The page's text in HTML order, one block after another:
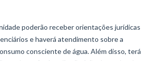
poderão receber orientações jurídicas
e haverá atendimento sobre a
consciente de água. Além disso, terá